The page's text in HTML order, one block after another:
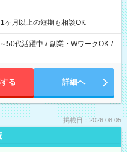
月以上の短期も相談OK
50代活躍中 / 副業・WワークOK /
る 詳細へ
掲載日：2026.08.05